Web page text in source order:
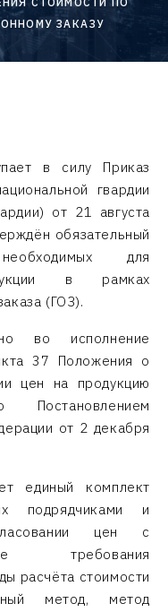
ЗАКАЗУ
в силу Приказ
гвардии
от 21 августа
обязательный
для
в рамках
(ГОЗ).
во исполнение
37 Положения о
цен на продукцию
от 2 декабря
единый комплект
подрядчиками и
цен с
требования
расчёта стоимости
метод, метод